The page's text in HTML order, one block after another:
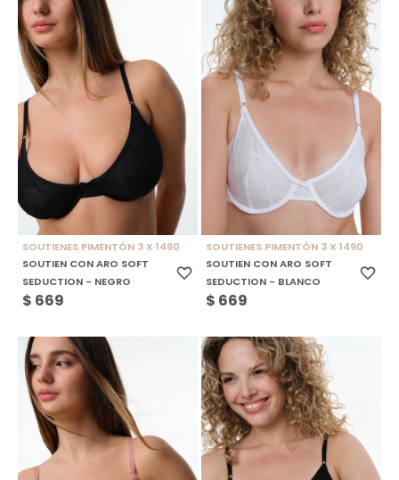
SOUTIENES PIMENTÓN 3 X 1490
SOUTIEN CON ARO SOFT
SEDUCTION - NEGRO
$ 669
SOUTIENES PIMENTÓN 3 X 1490
SOUTIEN CON ARO SOFT
SEDUCTION - BLANCO
$ 669